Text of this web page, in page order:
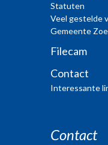
Statuten
Veel gestelde
Gemeente
Filecam
Contact
Interessante
Contact